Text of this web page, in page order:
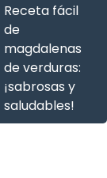
Receta fácil
de
magdalenas
de verduras:
¡sabrosas y
saludables!